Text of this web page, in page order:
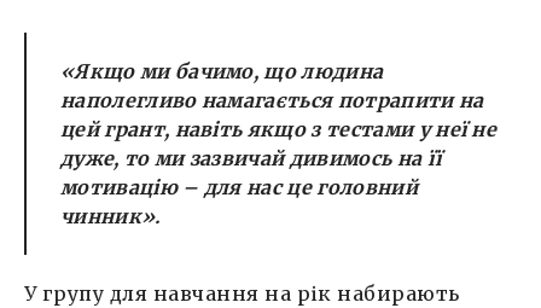
«Якщо ми бачимо, що людина
наполегливо намагається потрапити на
цей грант, навіть якщо з тестами у неї не
дуже, то ми зазвичай дивимось на її
мотивацію – для нас це головний
чинник».
У групу для навчання на рік набирають